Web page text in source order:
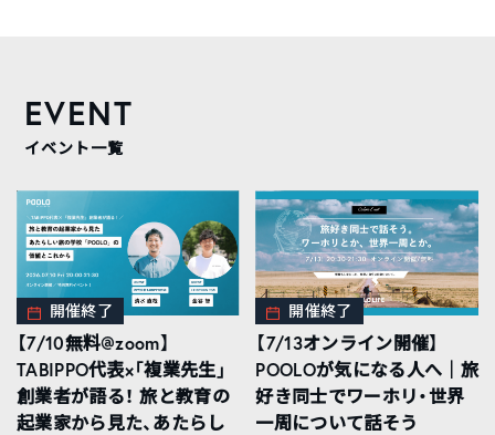
EVENT
イベント一覧
開催終了
【7/10無料@zoom】
TABIPPO代表×「複業先生」
創業者が語る！ 旅と教育の
起業家から見た、あたらし
開催終了
【7/13オンライン開催】
POOLOが気になる人へ｜旅
好き同士でワーホリ・世界
一周について話そう